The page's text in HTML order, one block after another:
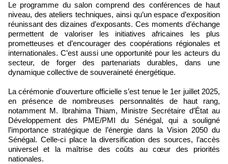
Le programme du salon comprend des conférences de haut
niveau, des ateliers techniques, ainsi qu’un espace d’exposition
réunissant des dizaines d’exposants. Ces moments d’échange
permettent de valoriser les initiatives africaines les plus
prometteuses et d’encourager des coopérations régionales et
internationales. C’est aussi une opportunité pour les acteurs du
secteur, de forger des partenariats durables, dans une
dynamique collective de souveraineté énergétique.
La cérémonie d’ouverture officielle s’est tenue le 1er juillet 2025,
en présence de nombreuses personnalités de haut rang,
notamment M. Ibrahima Thiam, Ministre Secrétaire d’État au
Développement des PME/PMI du Sénégal, qui a souligné
l’importance stratégique de l’énergie dans la Vision 2050 du
Sénégal. Celle-ci place la diversification des sources, l’accès
universel et la maîtrise des coûts au cœur des priorités
nationales.